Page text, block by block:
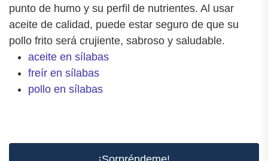
punto de humo y su perfil de nutrientes. Al usar
aceite de calidad, puede estar seguro de que su
pollo frito será crujiente, sabroso y saludable.
aceite en sílabas
freír en sílabas
pollo en sílabas